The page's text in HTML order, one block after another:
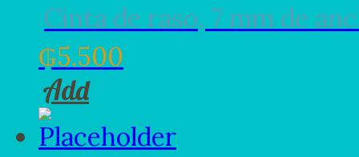
Cinta de raso, 7 mm de
₲5.500
Add